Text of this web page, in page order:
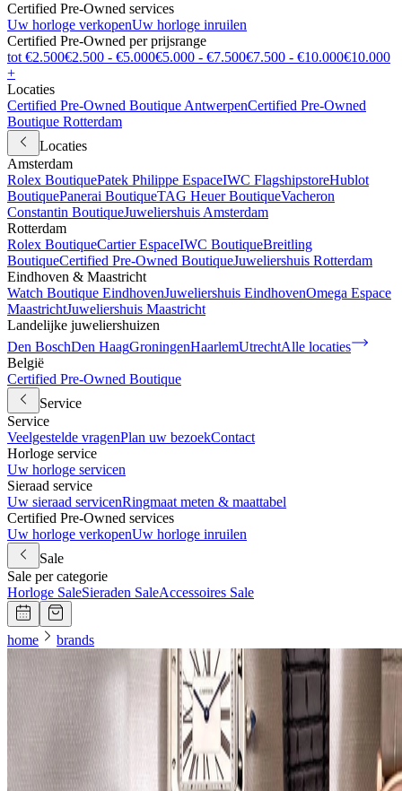
Certified Pre-Owned services
Uw horloge verkopenUw horloge inruilen
Certified Pre-Owned per prijsrange
tot €2.500€2.500 - €5.000€5.000 - €7.500€7.500 - €10.000€10.000
+
Locaties
Certified Pre-Owned Boutique AntwerpenCertified Pre-Owned
Boutique Rotterdam
Locaties
Amsterdam
Rolex BoutiquePatek Philippe EspaceIWC FlagshipstoreHublot
BoutiquePanerai BoutiqueTAG Heuer BoutiqueVacheron
Constantin BoutiqueJuweliershuis Amsterdam
Rotterdam
Rolex BoutiqueCartier EspaceIWC BoutiqueBreitling
BoutiqueCertified Pre-Owned BoutiqueJuweliershuis Rotterdam
Eindhoven & Maastricht
Watch Boutique EindhovenJuweliershuis EindhovenOmega Espace
MaastrichtJuweliershuis Maastricht
Landelijke juweliershuizen
Den BoschDen HaagGroningenHaarlemUtrechtAlle locaties
België
Certified Pre-Owned Boutique
Service
Service
Veelgestelde vragenPlan uw bezoekContact
Horloge service
Uw horloge servicen
Sieraad service
Uw sieraad servicenRingmaat meten & maattabel
Certified Pre-Owned services
Uw horloge verkopenUw horloge inruilen
Sale
Sale per categorie
Horloge SaleSieraden SaleAccessoires Sale
home brands